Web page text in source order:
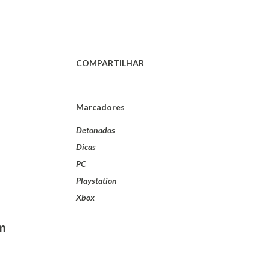
COMPARTILHAR
Marcadores
Detonados
Dicas
PC
Playstation
Xbox